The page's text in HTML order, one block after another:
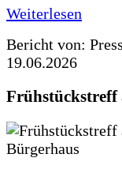
Weiterlesen
Bericht von:
19.06.2026
Frühstückstreff